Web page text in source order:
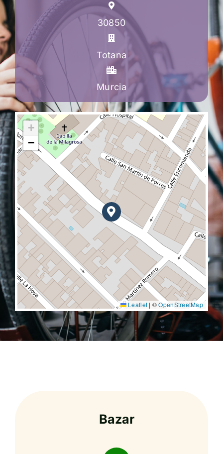
30850
Totana
Murcia
+
−
Leaflet | ©OpenStreetMap
Bazar